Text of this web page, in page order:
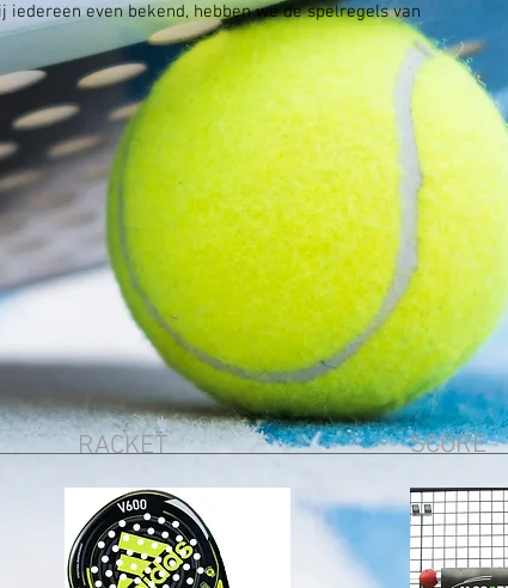
even bekend, hebben we de spelregels van
RACKET SCORE